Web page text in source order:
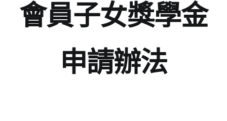
會員子女獎學金
申請辦法